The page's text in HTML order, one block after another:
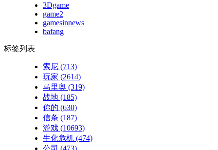
3Dgame
game2
gamesinnews
bafang
标签列表
索尼 (713)
玩家 (2614)
马里奥 (319)
战地 (185)
你的 (630)
信条 (187)
游戏 (10693)
生化危机 (474)
公司 (473)